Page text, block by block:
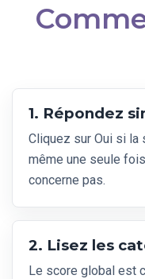
1. Répondez
Cliquez sur Oui si la
même une seule
concerne pas.
2. Lisez les
Le score global est